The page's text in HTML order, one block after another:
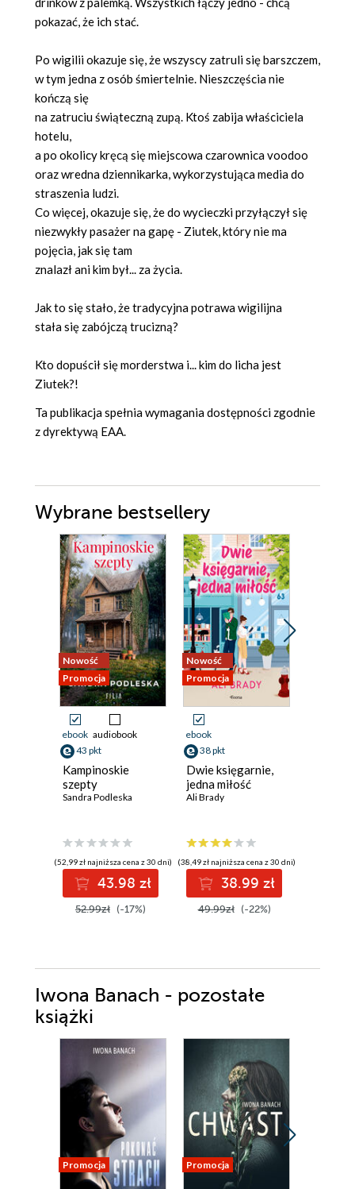
pokazać, że ich stać.
Po wigilii okazuje się, że wszyscy zatruli się barszczem,
w tym jedna z osób śmiertelnie. Nieszczęścia nie
kończą się
na zatruciu świąteczną zupą. Ktoś zabija właściciela
hotelu,
a po okolicy kręcą się miejscowa czarownica voodoo
oraz wredna dziennikarka, wykorzystująca media do
straszenia ludzi.
Co więcej, okazuje się, że do wycieczki przyłączył się
niezwykły pasażer na gapę - Ziutek, który nie ma
pojęcia, jak się tam
znalazł ani kim był... za życia.
Jak to się stało, że tradycyjna potrawa wigilijna
stała się zabójczą trucizną?
Kto dopuścił się morderstwa i... kim do licha jest
Ziutek?!
Ta publikacja spełnia wymagania dostępności zgodnie
z dyrektywą EAA.
Wybrane bestsellery
Nowość
Promocja
ebook audiobook
43 pkt
Kampinoskie
szepty
Sandra Podleska
(52,99 zł najniższa cena z 30 dni)
43.98 zł
52.99zł (-17%)
Nowość
Promocja
ebook
38 pkt
Dwie księgarnie,
jedna miłość
Ali Brady
(38,49 zł najniższa cena z 30 dni)
38.99 zł
49.99zł (-22%)
Iwona Banach - pozostałe
książki
Promocja Promocja